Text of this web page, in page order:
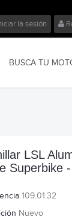
la sesión
BUSCA TU
LSL
Superbike
109.01.32
Nuevo